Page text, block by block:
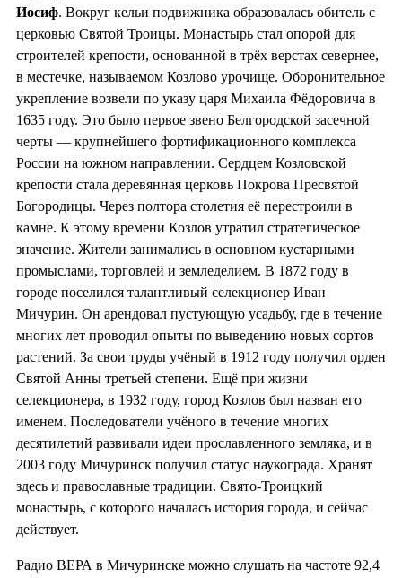
Иосиф. Вокруг кельи подвижника образовалась обитель с
церковью Святой Троицы. Монастырь стал опорой для
строителей крепости, основанной в трёх верстах севернее,
в местечке, называемом Козлово урочище. Оборонительное
укрепление возвели по указу царя Михаила Фёдоровича в
1635 году. Это было первое звено Белгородской засечной
черты — крупнейшего фортификационного комплекса
России на южном направлении. Сердцем Козловской
крепости стала деревянная церковь Покрова Пресвятой
Богородицы. Через полтора столетия её перестроили в
камне. К этому времени Козлов утратил стратегическое
значение. Жители занимались в основном кустарными
промыслами, торговлей и земледелием. В 1872 году в
городе поселился талантливый селекционер Иван
Мичурин. Он арендовал пустующую усадьбу, где в течение
многих лет проводил опыты по выведению новых сортов
растений. За свои труды учёный в 1912 году получил орден
Святой Анны третьей степени. Ещё при жизни
селекционера, в 1932 году, город Козлов был назван его
именем. Последователи учёного в течение многих
десятилетий развивали идеи прославленного земляка, и в
2003 году Мичуринск получил статус наукограда. Хранят
здесь и православные традиции. Свято-Троицкий
монастырь, с которого началась история города, и сейчас
действует.
Радио ВЕРА в Мичуринске можно слушать на частоте 92,4